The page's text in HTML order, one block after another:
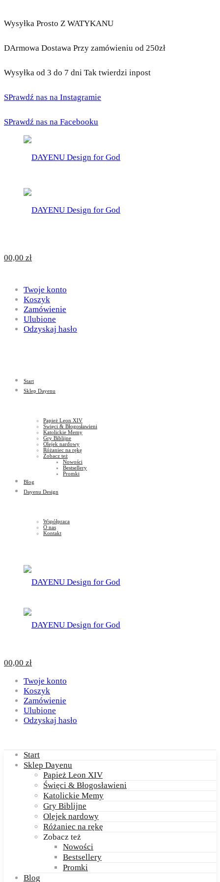
Wysyłka Prosto Z WATYKANU
DArmowa Dostawa Przy zamówieniu od 250zł
Wysyłka od 3 do 7 dni Tak twierdzi inpost
SPrawdź nas na Instagramie
SPrawdź nas na Facebooku
for
God
DAYENU
Design
God
00,00 zł
Twoje konto
Koszyk
Zamówienie
Ulubione
Odzyskaj hasło
Start
Sklep Dayenu
Papież Leon XIV
Święci & Błogosławieni
Katolickie Memy
Gry Biblijne
Olejek nardowy
Różaniec na rękę
Zobacz też
Nowości
Bestsellery
Promki
Blog
Dayenu Design
Współpraca
O nas
Kontakt
00,00 zł
Twoje konto
Koszyk
Zamówienie
Ulubione
Odzyskaj hasło
Start
Sklep Dayenu
Papież Leon XIV
Święci & Błogosławieni
Katolickie Memy
Gry Biblijne
Olejek nardowy
Różaniec na rękę
Zobacz też
Nowości
Bestsellery
Promki
Blog